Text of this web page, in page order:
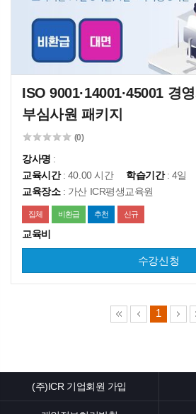
ISO 9001·14001·45001 경
부심사원 패키지
(0)
강사명 :
교육시간: 40.00 시간 학습기간: 4일
교육장소: 가산 ICR평생교육원
집체 비환급 추천 신규
교육비
수강신청
1
(주)ICR 기업회원 가입